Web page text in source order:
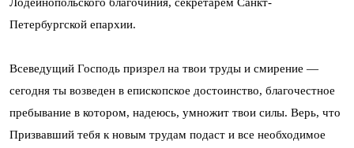
Петербургской епархии.
Всеведущий Господь призрел на твои труды и смирение —
сегодня ты возведен в епископское достоинство, благочестное
пребывание в котором, надеюсь, умножит твои силы. Верь, что
Призвавший тебя к новым трудам подаст и все необходимое